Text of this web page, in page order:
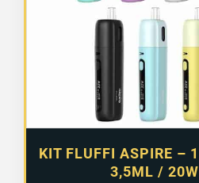
KIT FLUFFI ASPIRE –
3,5ML / 20W